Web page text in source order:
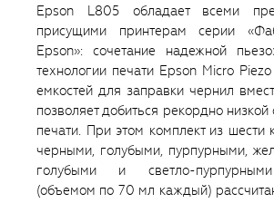
Epson L805 обладает всеми
присущими принтерам серии
Epson»: сочетание надежной
технологии печати Epson Micro
емкостей для заправки чернил
позволяет добиться рекордно низкой
печати. При этом комплект из шести
черными, голубыми, пурпурными,
голубыми и светло-
(объемом по 70 мл каждый)